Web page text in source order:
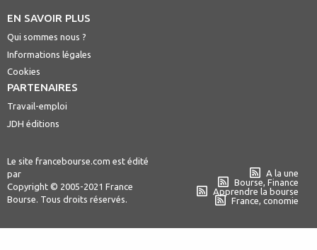
EN SAVOIR PLUS
Qui sommes nous ?
Informations légales
Cookies
PARTENAIRES
Travail-emploi
JDH éditions
Le site francebourse.com est édité
par
Copyright © 2005-2021 France
Bourse. Tous droits réservés.
A la une
Bourse, Finance
Apprendre la bourse
France, conomie